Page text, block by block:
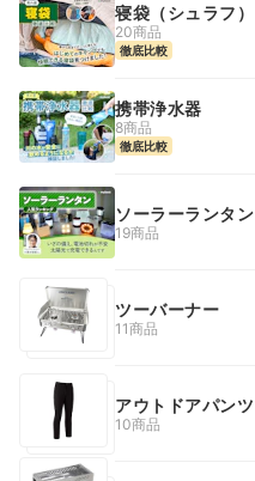
寝袋（シュラフ）
20商品
徹底比較
携帯浄水器
8商品
徹底比較
ソーラーランタン
19商品
ツーバーナー
11商品
アウトドアパンツ
10商品